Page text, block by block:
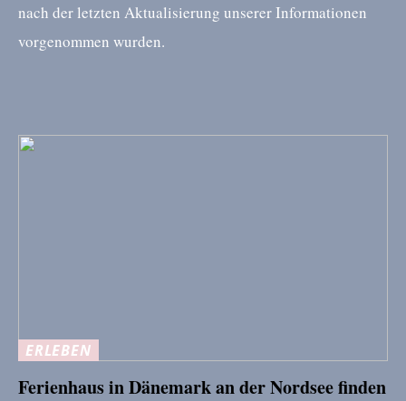
nach der letzten Aktualisierung unserer Informationen
vorgenommen wurden.
ERLEBEN
Ferienhaus in Dänemark an der Nordsee finden